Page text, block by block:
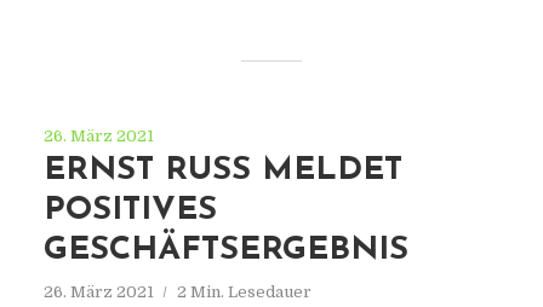
26. März 2021
ERNST RUSS MELDET
POSITIVES
GESCHÄFTSERGEBNIS
26. März 2021 2 Min. Lesedauer